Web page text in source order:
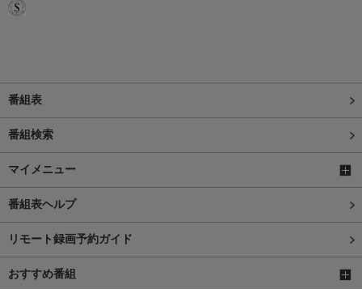
番組表
番組検索
マイメニュー
番組表ヘルプ
リモート録画予約ガイド
おすすめ番組